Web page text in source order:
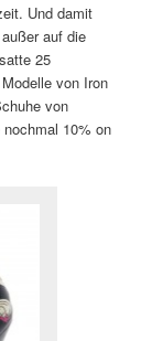
Und damit
auf die
25
von Iron
von
10% on